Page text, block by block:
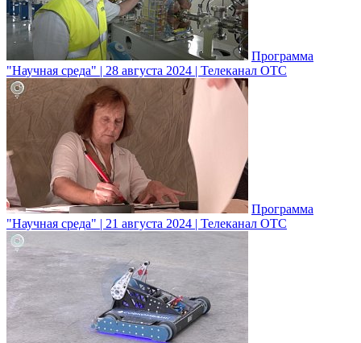
Программа
"Научная среда" | 28 августа 2024 | Телеканал ОТС
Программа
"Научная среда" | 21 августа 2024 | Телеканал ОТС